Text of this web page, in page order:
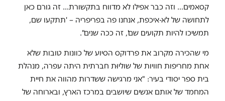
קסאמים… וזה כבר אפילו לא מדווח בתקשורת… זה גורם כאן
לתחושה של לא-איכפת, אנחנו פה בפריפריה – 'תתקעו שם,
תמשיכו להיות תקועים שם', זה ככה שנים".
מי שהכירה מקרוב את פרדוקס הסיוע של כוונות טובות שלא
אחת מחריפות חוויות של שוליוּת חברתית היתה עפרה, מנהלת
בית ספר יסודי בעיר: "אני מרגישה ששדרות מהווה את חיית
המחמד של אותם אנשים שיושבים במרכז הארץ, ובארוחה של